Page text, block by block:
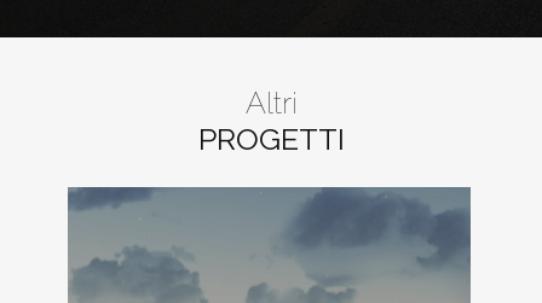
Altri
PROGETTI